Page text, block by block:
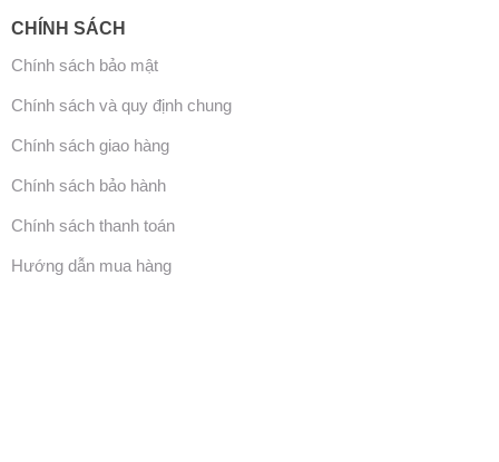
CHÍNH SÁCH
Chính sách bảo mật
Chính sách và quy định chung
Chính sách giao hàng
Chính sách bảo hành
Chính sách thanh toán
Hướng dẫn mua hàng